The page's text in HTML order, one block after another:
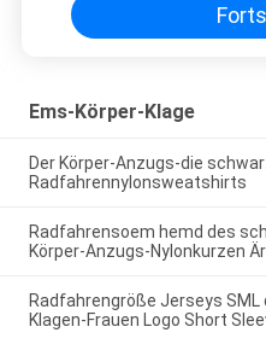
Ems-Körper-Klage
Der Körper-Anzugs-die
Radfahrennylonsweatshirts
Radfahrensoem hemd des
Körper-Anzugs-Nylonkurzen
Radfahrengröße Jerseys
Klagen-Frauen Logo Short